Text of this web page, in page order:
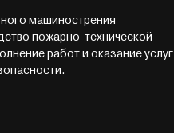
машинострения
пожарно-технической
работ и оказание услуг